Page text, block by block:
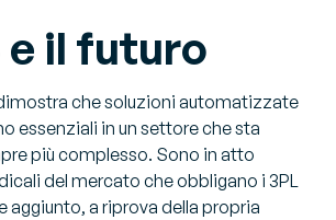
e il futuro
che soluzioni automatizzate
essenziali in un settore che sta
più complesso. Sono in atto
del mercato che obbligano i 3PL
aggiunto, a riprova della propria